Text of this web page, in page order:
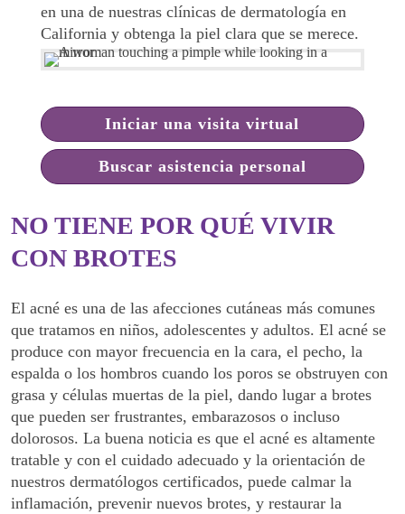
en una de nuestras clínicas de dermatología en
California y obtenga la piel clara que se merece.
Iniciar una visita virtual
Buscar asistencia personal
NO TIENE POR QUÉ VIVIR
CON BROTES
El acné es una de las afecciones cutáneas más comunes
que tratamos en niños, adolescentes y adultos. El acné se
produce con mayor frecuencia en la cara, el pecho, la
espalda o los hombros cuando los poros se obstruyen con
grasa y células muertas de la piel, dando lugar a brotes
que pueden ser frustrantes, embarazosos o incluso
dolorosos. La buena noticia es que el acné es altamente
tratable y con el cuidado adecuado y la orientación de
nuestros dermatólogos certificados, puede calmar la
inflamación, prevenir nuevos brotes, y restaurar la